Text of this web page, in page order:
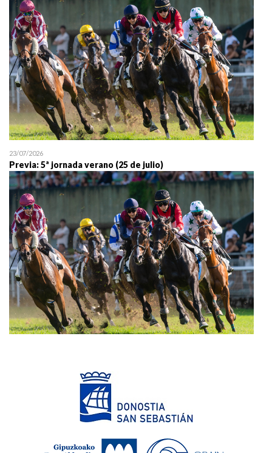
23/07/2026
Previa: 5ª jornada verano (25 de julio)